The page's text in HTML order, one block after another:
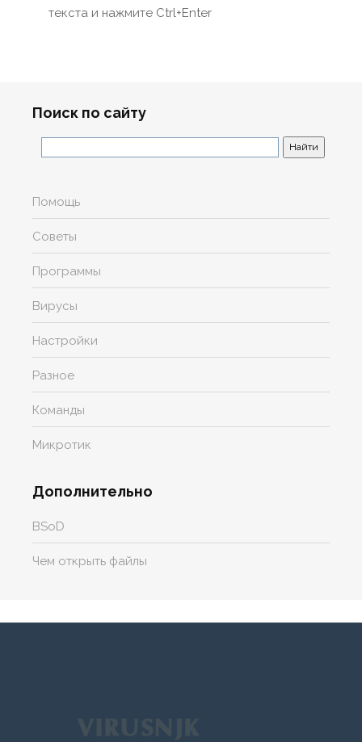
текста и нажмите Ctrl+Enter
Поиск по сайту
Помощь
Советы
Программы
Вирусы
Настройки
Разное
Команды
Микротик
Дополнительно
BSoD
Чем открыть файлы